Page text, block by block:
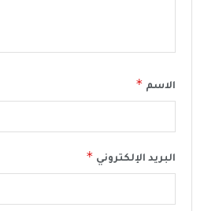
الاسم *
البريد الإلكتروني *